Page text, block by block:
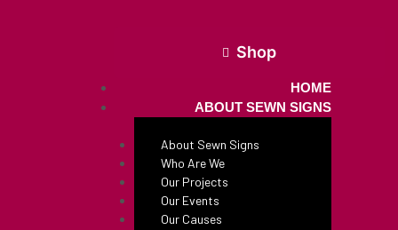
Shop
HOME
ABOUT SEWN SIGNS
About Sewn Signs
Who Are We
Our Projects
Our Events
Our Causes